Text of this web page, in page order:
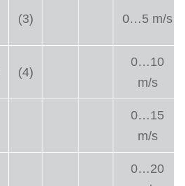
(3) 0…5 m/s
(4)
0…10
m/s
0…15
m/s
0…20